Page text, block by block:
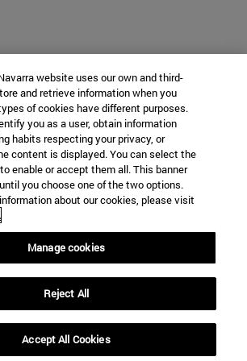
website uses our own and third-
and retrieve information when you
of cookies have different purposes.
you as a user, obtain information
habits respecting your privacy, or
content is displayed. You can select the
enable or accept them all. This banner
you choose one of the two options.
about our cookies, please visit
Manage cookies
Reject All
Accept All Cookies